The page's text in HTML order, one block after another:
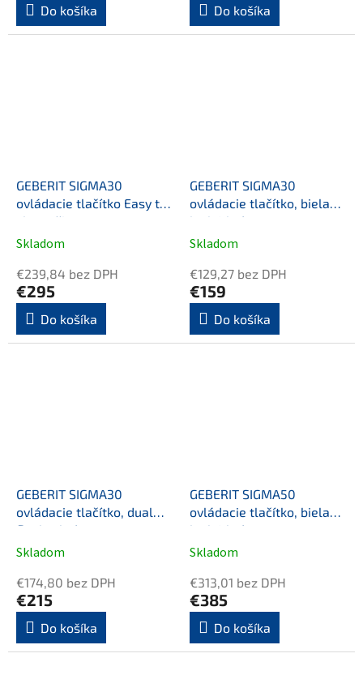
Do košíka Do košíka
GEBERIT SIGMA30
ovládacie tlačítko Easy to
clean, čierny mat
Skladom
€239,84 bez DPH
€295
Do košíka
GEBERIT SIGMA30
ovládacie tlačítko, biela
lesk/chróm
Skladom
€129,27 bez DPH
€159
Do košíka
GEBERIT SIGMA30
ovládacie tlačítko, dual
flush, chróm
Skladom
€174,80 bez DPH
€215
Do košíka
GEBERIT SIGMA50
ovládacie tlačítko, biela
lesk/chróm
Skladom
€313,01 bez DPH
€385
Do košíka